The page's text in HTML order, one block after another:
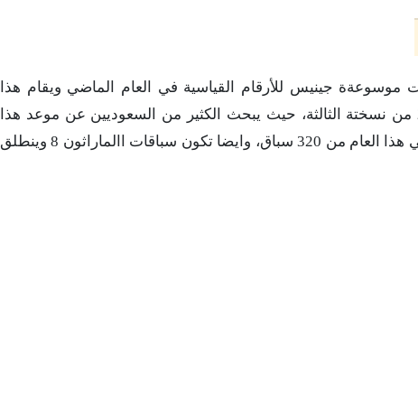
جينيس للأرقام القياسية في العام الماضي ويقام هذا
السباق في الطائف يوم 8 أغسطس 2022 من نسختة الثالثة، حيث يبحث الكثير من السعوديين عن موعد هذا
السباق للمشاركة، حيث يتكون المهرجان في هذا العام من 320 سباق، وايضا تكون سباقات االماراثون 8 وينطلق